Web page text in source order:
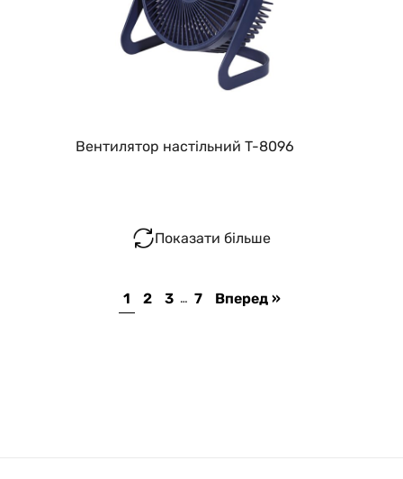
Вентилятор настільний T-8096
Показати більше
1 2 3 … 7 Вперед »